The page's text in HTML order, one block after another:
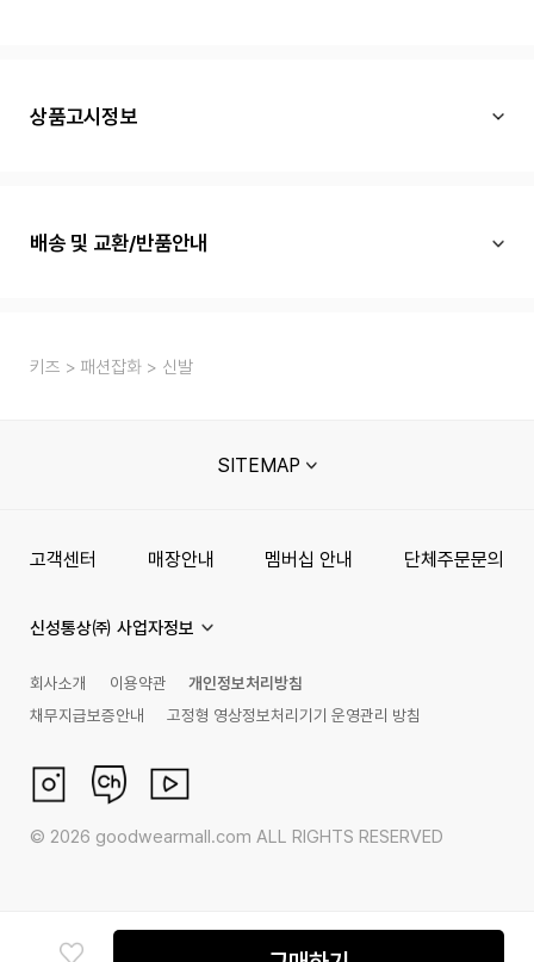
상품고시정보
배송 및 교환/반품안내
키즈 패션잡화 신발
SITEMAP
고객센터 매장안내 멤버십 안내 단체주문문의
신성통상㈜ 사업자정보
회사소개 이용약관
개인정보처리방침
채무지급보증안내
고정형 영상정보처리기기 운영관리 방침
© 2026 goodwearmall.com ALL RIGHTS RESERVED